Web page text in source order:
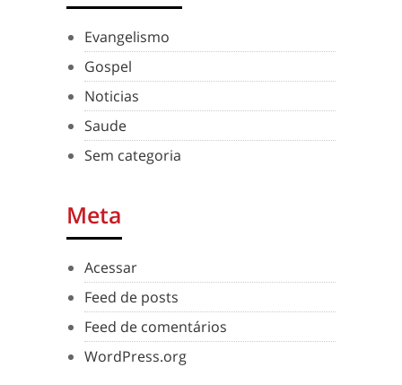
Evangelismo
Gospel
Noticias
Saude
Sem categoria
Meta
Acessar
Feed de posts
Feed de comentários
WordPress.org